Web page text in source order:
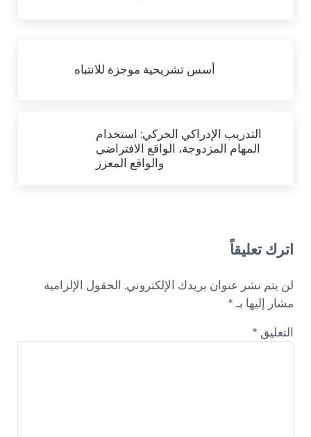
أسس تشريحية موجزة للانتباه
التدريب الإدراكي الحركي: استخدام
المهام المزدوجة، الواقع الافتراضي
والواقع المعزز
اترك تعليقاً
لن يتم نشر عنوان بريدك الإلكتروني. الحقول الإلزامية
مشار إليها بـ*
التعليق *